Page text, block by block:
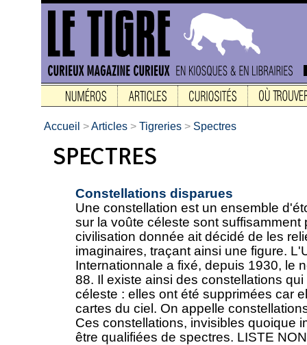
Accueil >Articles > Tigreries > Spectres
Constellations disparues
Une constellation est un ensemble
sur la voûte céleste sont suffisamment
civilisation donnée ait décidé de les
imaginaires, traçant ainsi une figure.
Internationnale a fixé, depuis 1930, le
88. Il existe ainsi des constellations
céleste : elles ont été supprimées car
cartes du ciel. On appelle
Ces constellations, invisibles quoique
être qualifiées de spectres. LISTE